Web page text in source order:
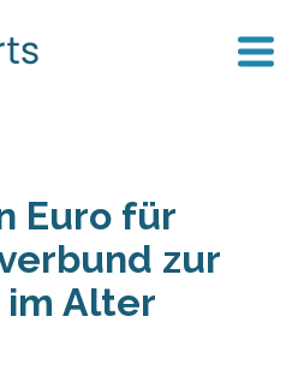
Euro für
zur
im Alter